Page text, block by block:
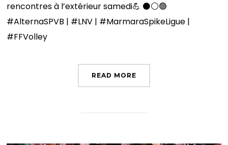
rencontres à l’extérieur samedi💪 ⚫️⚪️🟢
#AlternaSPVB | #LNV | #MarmaraSpikeLigue |
#FFVolley
READ MORE